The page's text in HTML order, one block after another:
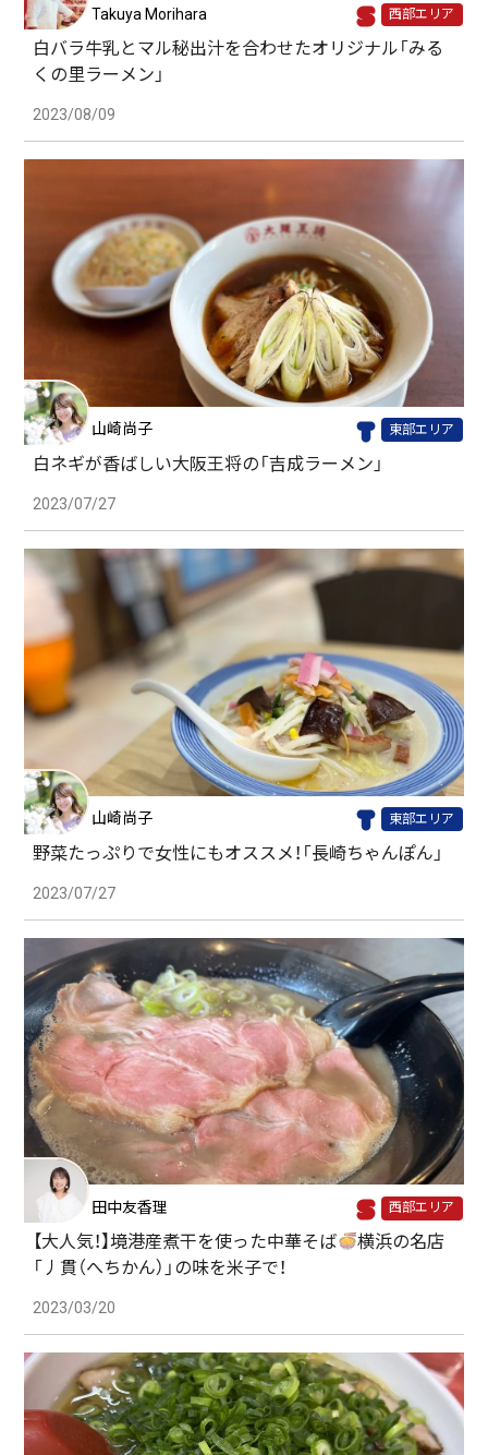
Takuya Morihara 西部エリア
白バラ牛乳とマル秘出汁を合わせたオリジナル「みる
くの里ラーメン」
2023/08/09
山崎尚子 東部エリア
白ネギが香ばしい大阪王将の「吉成ラーメン」
2023/07/27
山崎尚子 東部エリア
野菜たっぷりで女性にもオススメ！「長崎ちゃんぽん」
2023/07/27
田中友香理 西部エリア
【大人気！】境港産煮干を使った中華そば
横浜の名店
「丿貫（へちかん）」の味を米子で！
2023/03/20